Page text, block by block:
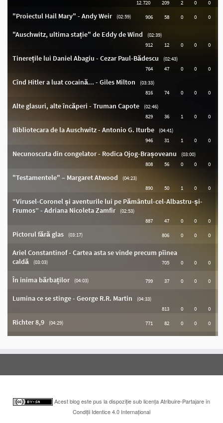
Acest blog este pus la dispoziţie sub licența Atribuire-Partajare în
Condiții Identice 4.0 Internațional